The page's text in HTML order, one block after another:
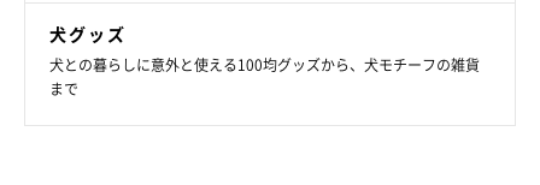
犬グッズ
犬との暮らしに意外と使える100均グッズから、犬モチーフの雑貨
まで